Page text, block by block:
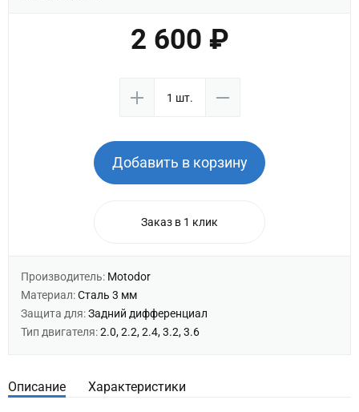
2 600 ₽
Добавить в корзину
Заказ в 1 клик
Производитель: Motodor
Материал:Сталь 3 мм
Защита для:Задний дифференциал
Тип двигателя:2.0, 2.2, 2.4, 3.2, 3.6
Описание Характеристики